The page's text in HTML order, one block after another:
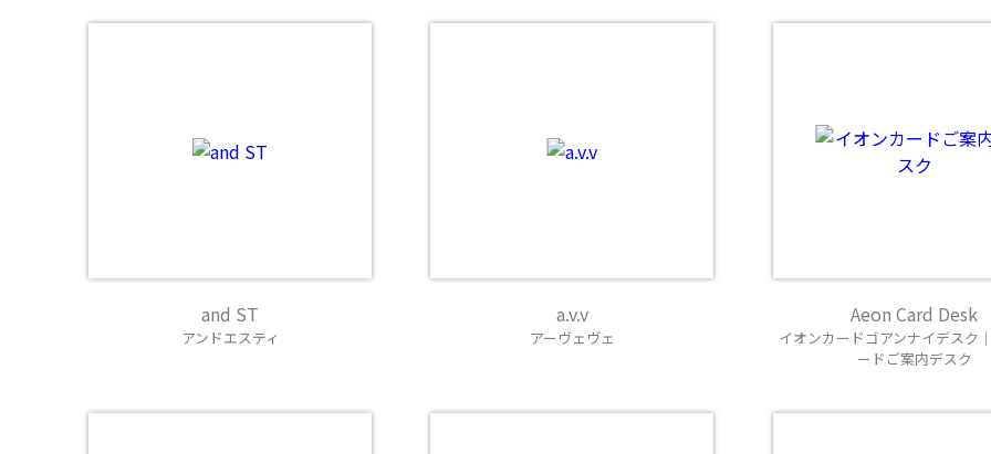
and ST
アンドエスティ
a.v.v
アーヴェヴェ
Aeon Card Desk
イオンカードゴアンナイデスク
ードご案内デスク